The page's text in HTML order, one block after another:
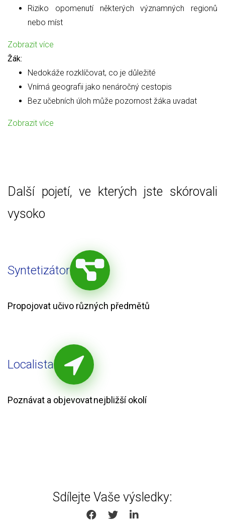
Riziko opomenutí některých významných regionů
nebo míst
Zobrazit více
Žák:
Nedokáže rozklíčovat, co je důležité
Vnímá geografii jako nenáročný cestopis
Bez učebních úloh může pozornost žáka uvadat
Zobrazit více
Další pojetí, ve kterých jste skórovali
vysoko
Syntetizátor
Propojovat učivo různých předmětů
Localista
Poznávat a objevovat nejbližší okolí
Sdílejte Vaše výsledky:
SHARE ON FACEBOOK
SHARE ON TWITTER
SHARE ON LINKEDIN